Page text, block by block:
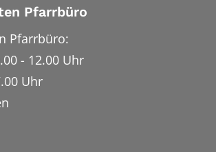
Pfarrbüro
Pfarrbüro:
- 12.00 Uhr
Uhr
auf Instragram
Trier auf Facebook